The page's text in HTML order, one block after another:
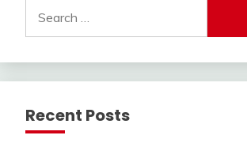
for:
Recent Posts